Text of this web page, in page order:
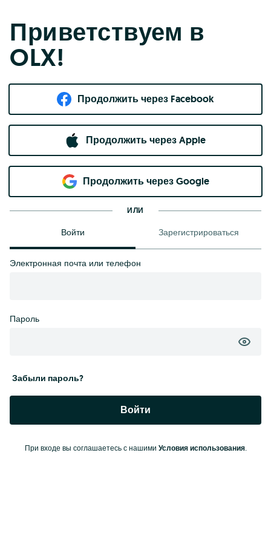
Приветствуем в
OLX!
Продолжить через Facebook
Продолжить через Apple
Продолжить через Google
ИЛИ
Войти Зарегистрироваться
Электронная почта или телефон
Пароль
Забыли пароль?
Войти
При входе вы соглашаетесь с нашими Условия использования.